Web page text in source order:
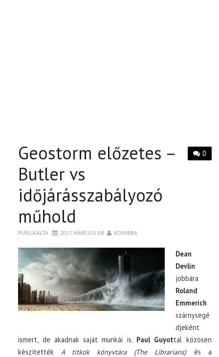
0
Geostorm előzetes –
Butler vs
időjárásszabályozó
műhold
PUBLIKÁLTA 2017. MÁRCIUS 08. KOIMBRA
Dean
Devlin
jobbára
Roland
Emmerich
szárnysegé
djeként
ismert, de akadnak saját munkái is. Paul Guyottal közösen
készítettékA titkok könyvtára (The Librarians)és a